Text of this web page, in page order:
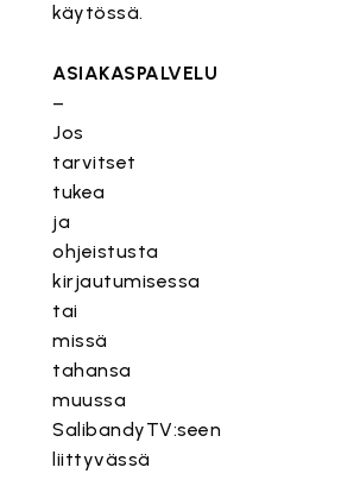
käytössä.
ASIAKASPALVELU
–
Jos
tarvitset
tukea
ja
ohjeistusta
kirjautumisessa
tai
missä
tahansa
muussa
SalibandyTV:seen
liittyvässä